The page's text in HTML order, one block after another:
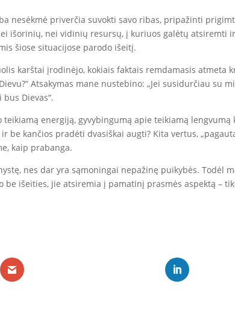
nesėkmė priverčia suvokti savo ribas, pripažinti
išorinių, nei vidinių resursų, į kuriuos galėtų atsiremti
šiose situacijose parodo išeitį.
karštai įrodinėjo, kokiais faktais remdamasis atmeta
Atsakymas mane nustebino: „Jei susidurčiau su
Dievas“.
energiją, gyvybingumą apie teikiamą
be kančios pradėti dvasiškai augti? Kita vertus,
kaip prabanga.
nes dar yra sąmoningai nepažinę puikybės. Todėl
be išeities, jie atsiremia į pamatinį prasmės aspektą –